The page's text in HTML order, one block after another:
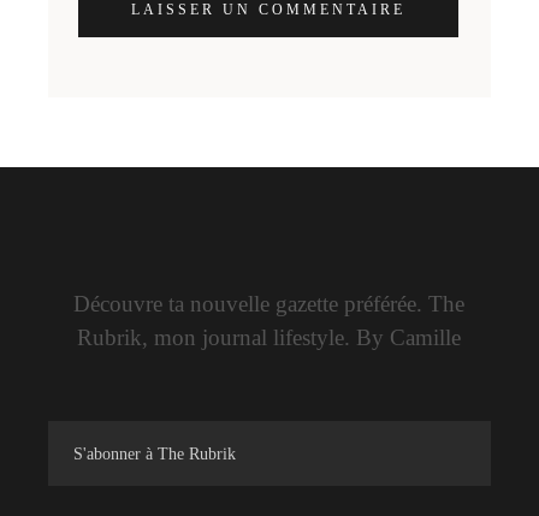
LAISSER UN COMMENTAIRE
Découvre ta nouvelle gazette préférée. The
Rubrik, mon journal lifestyle. By Camille